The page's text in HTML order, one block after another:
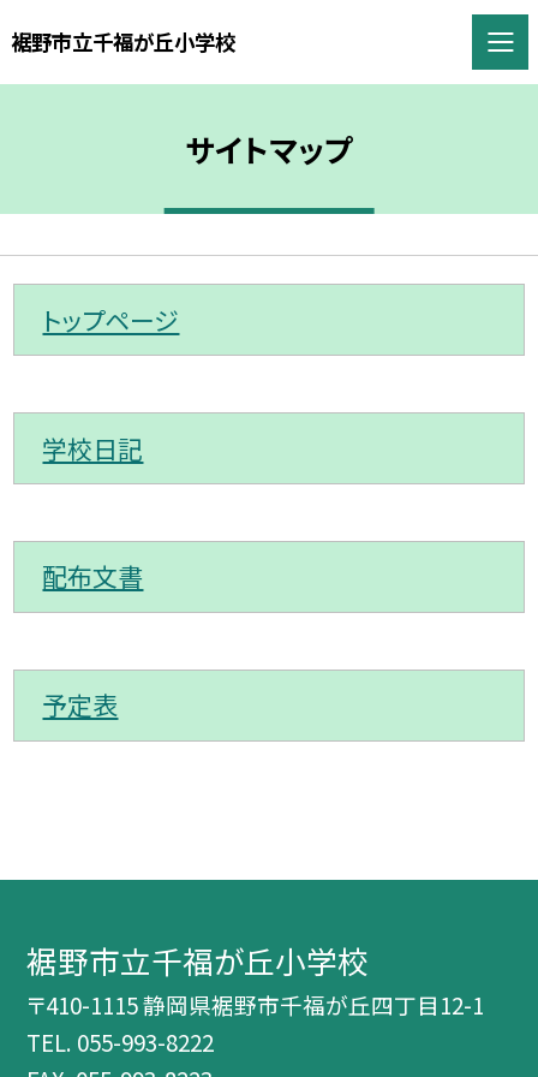
裾野市立千福が丘小学校
サイトマップ
トップページ
学校日記
配布文書
予定表
裾野市立千福が丘小学校
〒410-1115 静岡県裾野市千福が丘四丁目12-1
TEL. 055-993-8222